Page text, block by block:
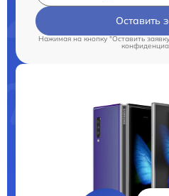
Оставить
Нажимая на кнопку "Оставить